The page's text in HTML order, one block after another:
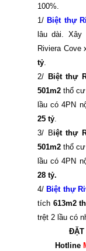
100%.
1/ Biệt thự
lâu dài.
Riviera Cove
tỷ.
2/ Biệt thự
501m2 thổ
lầu có 4PN
25 tỷ.
3/ Biệt thự
501m2 thổ
lầu có 4PN
28 tỷ.
4/ Biệt thự
tích 613m2
trệt 2 lầu có
ĐẶT
Hotline